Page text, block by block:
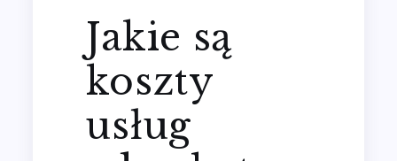
Jakie są
koszty
usług